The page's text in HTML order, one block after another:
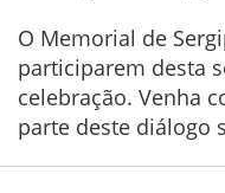
O Memorial de
participarem desta
celebração. Venha
parte deste diálogo